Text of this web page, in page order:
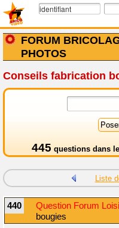
FORUM
PHOTOS
Conseils fabrication
445 questions dans le
Liste
440 Question Forum
bougies